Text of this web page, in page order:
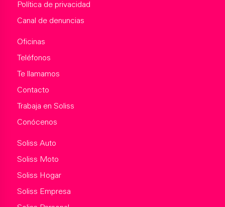
Política de privacidad
Canal de denuncias
Oficinas
Teléfonos
Te llamamos
Contacto
Trabaja en Soliss
Conócenos
Soliss Auto
Soliss Moto
Soliss Hogar
Soliss Empresa